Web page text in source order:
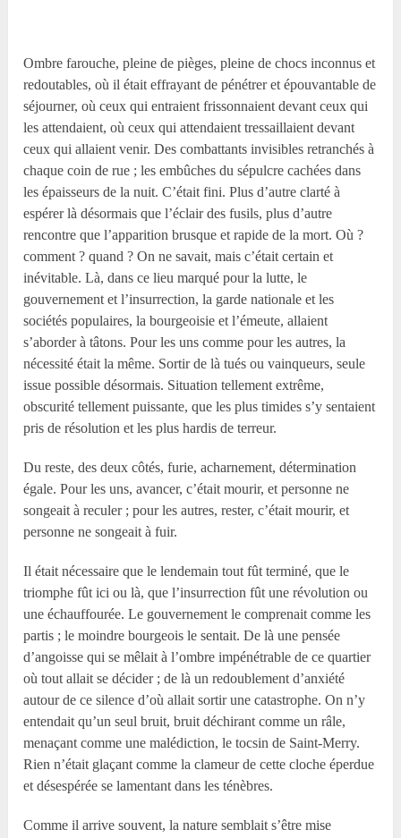
Ombre farouche, pleine de pièges, pleine de chocs inconnus et
redoutables, où il était effrayant de pénétrer et épouvantable de
séjourner, où ceux qui entraient frissonnaient devant ceux qui
les attendaient, où ceux qui attendaient tressaillaient devant
ceux qui allaient venir. Des combattants invisibles retranchés à
chaque coin de rue ; les embûches du sépulcre cachées dans
les épaisseurs de la nuit. C’était fini. Plus d’autre clarté à
espérer là désormais que l’éclair des fusils, plus d’autre
rencontre que l’apparition brusque et rapide de la mort. Où ?
comment ? quand ? On ne savait, mais c’était certain et
inévitable. Là, dans ce lieu marqué pour la lutte, le
gouvernement et l’insurrection, la garde nationale et les
sociétés populaires, la bourgeoisie et l’émeute, allaient
s’aborder à tâtons. Pour les uns comme pour les autres, la
nécessité était la même. Sortir de là tués ou vainqueurs, seule
issue possible désormais. Situation tellement extrême,
obscurité tellement puissante, que les plus timides s’y sentaient
pris de résolution et les plus hardis de terreur.
Du reste, des deux côtés, furie, acharnement, détermination
égale. Pour les uns, avancer, c’était mourir, et personne ne
songeait à reculer ; pour les autres, rester, c’était mourir, et
personne ne songeait à fuir.
Il était nécessaire que le lendemain tout fût terminé, que le
triomphe fût ici ou là, que l’insurrection fût une révolution ou
une échauffourée. Le gouvernement le comprenait comme les
partis ; le moindre bourgeois le sentait. De là une pensée
d’angoisse qui se mêlait à l’ombre impénétrable de ce quartier
où tout allait se décider ; de là un redoublement d’anxiété
autour de ce silence d’où allait sortir une catastrophe. On n’y
entendait qu’un seul bruit, bruit déchirant comme un râle,
menaçant comme une malédiction, le tocsin de Saint-Merry.
Rien n’était glaçant comme la clameur de cette cloche éperdue
et désespérée se lamentant dans les ténèbres.
Comme il arrive souvent, la nature semblait s’être mise